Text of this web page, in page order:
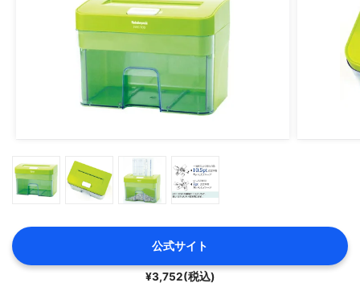
公式サイト
¥3,752(税込)